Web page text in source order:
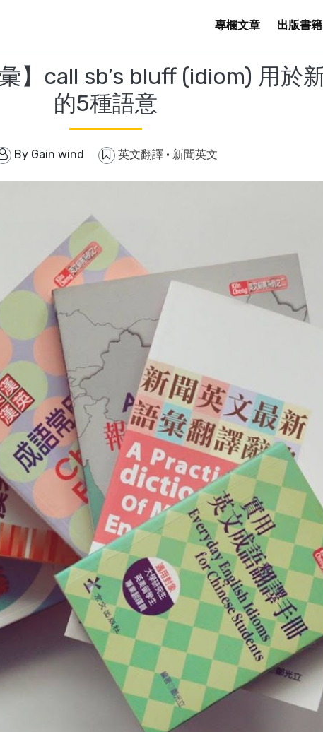
專欄文章 出版書籍
】call sb’s bluff (idiom) 用於
的5種語意
By Gain wind 英文翻譯 · 新聞英文